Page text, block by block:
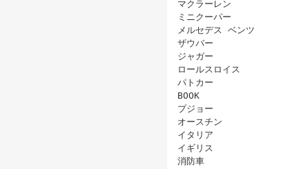
マクラーレン
ミニクーパー
メルセデス ベンツ
ザウバー
ジャガー
ロールスロイス
パトカー
BOOK
プジョー
オースチン
イタリア
イギリス
消防車